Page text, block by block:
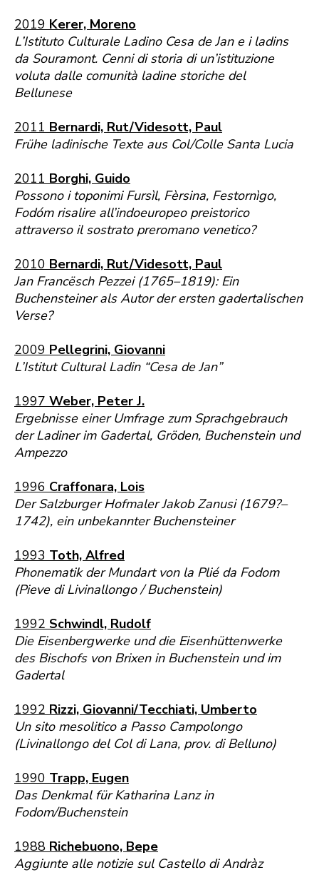
2019 Kerer, Moreno
L’Istituto Culturale Ladino Cesa de Jan e i ladins
da Souramont. Cenni di storia di un’istituzione
voluta dalle comunità ladine storiche del
Bellunese
2011 Bernardi, Rut/Videsott, Paul
Frühe ladinische Texte aus Col/Colle Santa Lucia
2011 Borghi, Guido
Possono i toponimi Fursìl, Fèrsina, Festornìgo,
Fodóm risalire all’indoeuropeo preistorico
attraverso il sostrato preromano venetico?
2010 Bernardi, Rut/Videsott, Paul
Jan Francësch Pezzei (1765–1819): Ein
Buchensteiner als Autor der ersten gadertalischen
Verse?
2009 Pellegrini, Giovanni
L’Istitut Cultural Ladin “Cesa de Jan”
1997 Weber, Peter J.
Ergebnisse einer Umfrage zum Sprachgebrauch
der Ladiner im Gadertal, Gröden, Buchenstein und
Ampezzo
1996 Craffonara, Lois
Der Salzburger Hofmaler Jakob Zanusi (1679?–
1742), ein unbekannter Buchensteiner
1993 Toth, Alfred
Phonematik der Mundart von la Plié da Fodom
(Pieve di Livinallongo / Buchenstein)
1992 Schwindl, Rudolf
Die Eisenbergwerke und die Eisenhüttenwerke
des Bischofs von Brixen in Buchenstein und im
Gadertal
1992 Rizzi, Giovanni/Tecchiati, Umberto
Un sito mesolitico a Passo Campolongo
(Livinallongo del Col di Lana, prov. di Belluno)
1990 Trapp, Eugen
Das Denkmal für Katharina Lanz in
Fodom/Buchenstein
1988 Richebuono, Bepe
Aggiunte alle notizie sul Castello di Andràz